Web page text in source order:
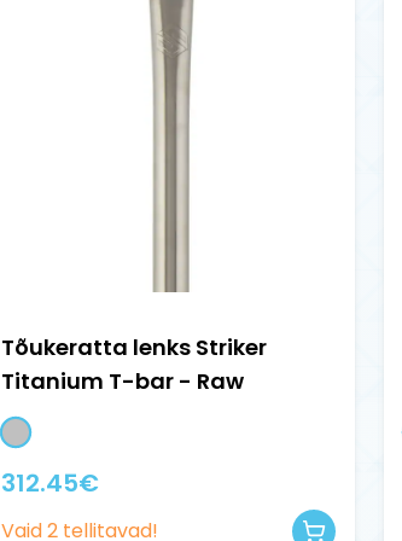
Tõukeratta lenks Striker
Titanium T-bar - Raw
312.45€
Vaid2 tellitavad!